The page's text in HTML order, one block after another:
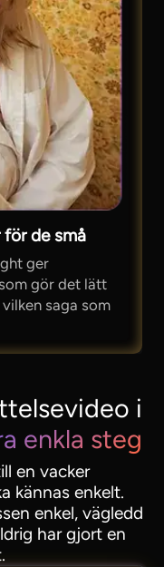
de små
ger
gör det lätt
saga som
i
enkla steg
en vacker
kännas enkelt.
enkel, vägledd
har gjort en